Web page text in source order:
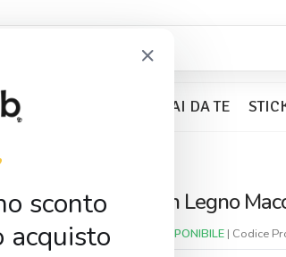
FAI DA TE
Sagoma In Legno
Disponibilitá: DISPONIBILE | Codice
×
sconto